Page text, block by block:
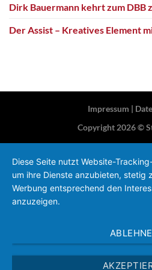
Dirk Bauermann kehrt zum DBB
Der Assist – Kreatives Element
Impressum |
Copyright 2026 ©
Diese Seite nutzt Website-
um ihre Dienste anzubieten, stetig
Werbung entsprechend den
anzuzeigen.